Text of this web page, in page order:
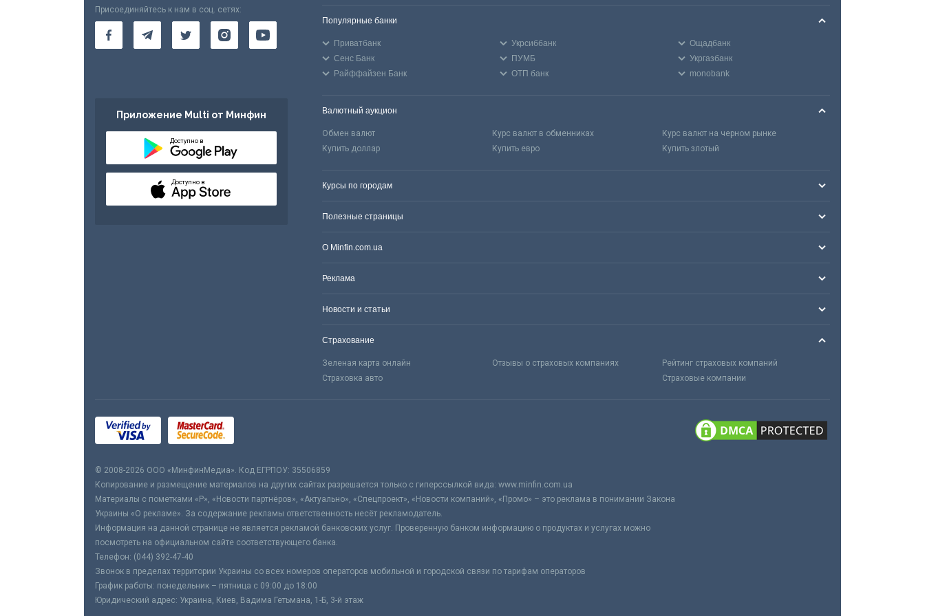
Присоединяйтесь к нам в соц. сетях:
Приложение Multi от Минфин
Доступно в
Доступно в
Популярные банки
Приватбанк Укрсиббанк
Ощадбанк
Сенс Банк
ПУМБ
Укргазбанк
Райффайзен Банк
ОТП банк monobank
Валютный аукцион
Обмен валют Курс валют в обменниках
Курс валют на черном рынке
Купить доллар
Купить евро Купить злотый
Курсы по городам
Полезные страницы
О Minfin.com.ua
Реклама
Новости и статьи
Страхование
Зеленая карта онлайн Отзывы о страховых компаниях
Рейтинг страховых компаний
Страховка авто
Страховые компании
© 2008-2026 ООО «МинфинМедиа». Код ЕГРПОУ: 35506859
Копирование и размещение материалов на других сайтах разрешается только с гиперссылкой вида: www.minfin.com.ua
Материалы с пометками «Р», «Новости партнёров», «Актуально», «Спецпроект», «Новости компаний», «Промо» – это реклама в понимании Закона
Украины «О рекламе». За содержание рекламы ответственность несёт рекламодатель.
Информация на данной странице не является рекламой банковских услуг. Проверенную банком информацию о продуктах и услугах можно
посмотреть на официальном сайте соответствующего банка.
Телефон: (044) 392-47-40
Звонок в пределах территории Украины со всех номеров операторов мобильной и городской связи по тарифам операторов
График работы: понедельник – пятница с 09:00 до 18:00
Юридический адрес: Украина, Киев, Вадима Гетьмана, 1-Б, 3-й этаж